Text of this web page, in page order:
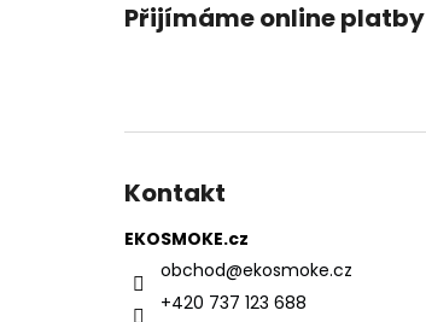
Přijímáme online platby
Kontakt
EKOSMOKE.cz
obchod@ekosmoke.cz
+420 737 123 688